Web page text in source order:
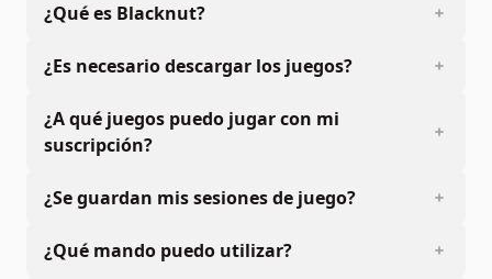
¿Qué es Blacknut?
¿Es necesario descargar los juegos?
¿A qué juegos puedo jugar con mi
suscripción?
¿Se guardan mis sesiones de juego?
¿Qué mando puedo utilizar?